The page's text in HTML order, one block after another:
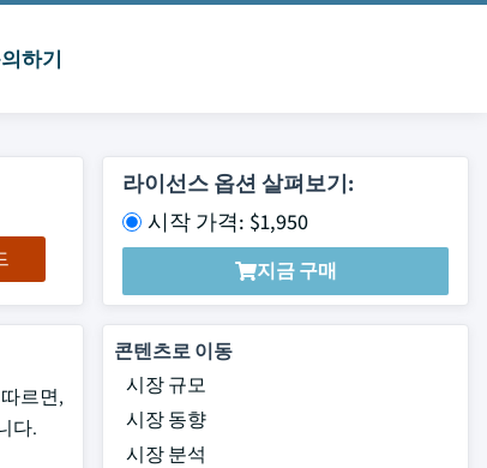
하기
라이선스 옵션 살펴보기:
시작 가격: $1,950
지금 구매
르면,
다.
콘텐츠로 이동
시장 규모
시장 동향
시장 분석